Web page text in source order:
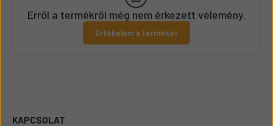
Erről a termékről még nem érkezett vélemény.
Értékelem a terméket
KAPCSOLAT